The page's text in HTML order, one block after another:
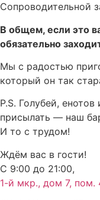
Сопроводительной
В общем, если это
обязательно
Мы с радостью
который он так
P.S. Голубей,
присылать — наш
И то с трудом!
Ждём вас в гости!
С 9:00 до 21:00,
1-й мкр., дом 7, пом.